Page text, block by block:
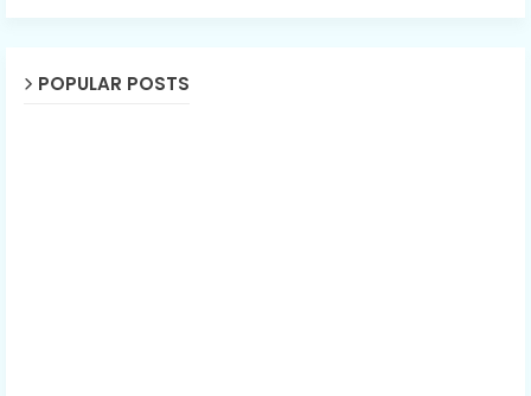
POPULAR POSTS